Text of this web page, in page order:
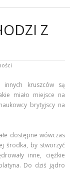
Z
kruszców są
miało miejsce na
brytyjscy na
dostępne wówczas
środka, by stworzyć
inne, ciężkie
Do dziś jądro